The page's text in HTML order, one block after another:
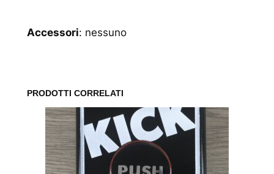
Accessori: nessuno
PRODOTTI CORRELATI